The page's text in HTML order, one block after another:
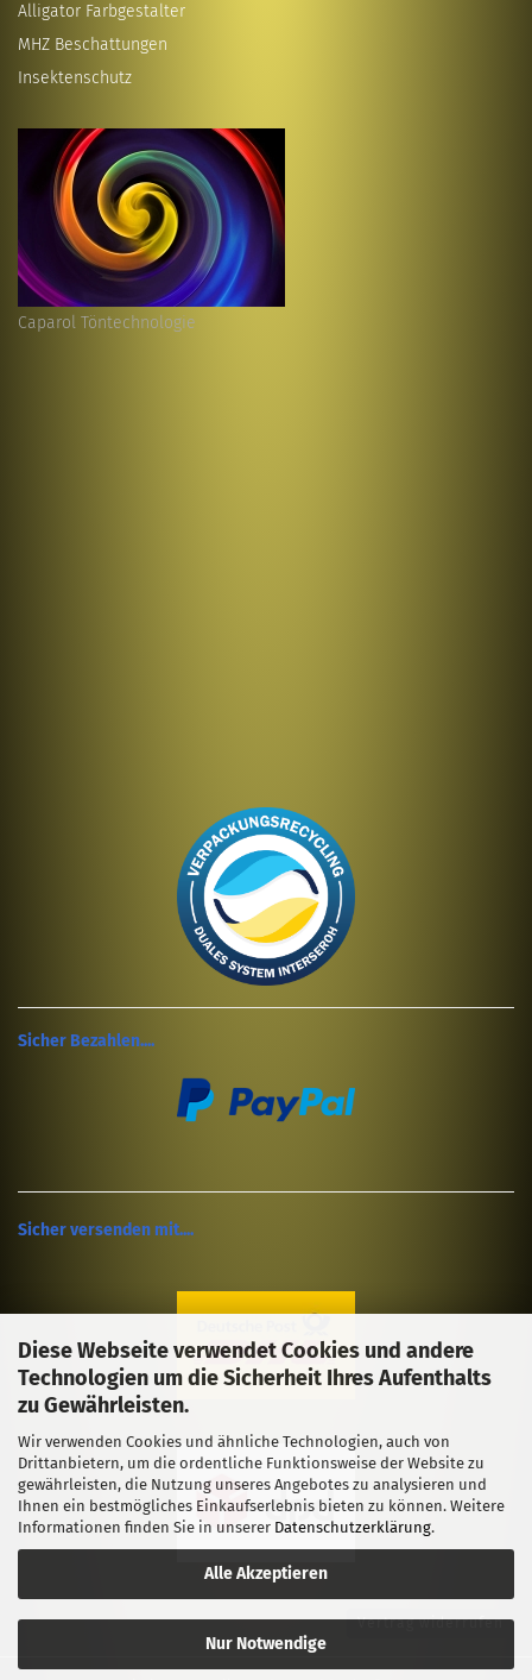
Diese Webseite verwendet Cookies und andere
Technologien um die Sicherheit Ihres Aufenthalts
zu Gewährleisten.
Wir verwenden Cookies und ähnliche Technologien, auch von
Drittanbietern, um die ordentliche Funktionsweise der Website zu
gewährleisten, die Nutzung unseres Angebotes zu analysieren und
Ihnen ein bestmögliches Einkaufserlebnis bieten zu können. Weitere
Informationen finden Sie in unserer Datenschutzerklärung.
Alle Akzeptieren
Nur Notwendige
Alligator Farbgestalter
MHZ Beschattungen
Insektenschutz
Caparol Töntechnologie
Sicher Bezahlen....
Sicher versenden mit....
Vertrag widerrufen